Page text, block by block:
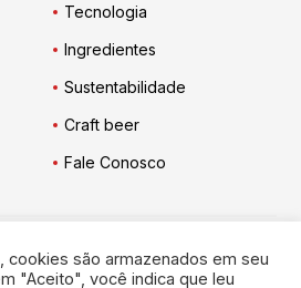
Tecnologia
Ingredientes
Sustentabilidade
Craft beer
Fale Conosco
Moderno nas Redes:
cookies são armazenados em seu
"Aceito", você indica que leu